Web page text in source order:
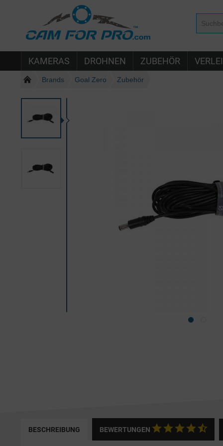
KAMERAS DROHNEN ZUBEHÖR
Brands Goal Zero Zubehör
BESCHREIBUNG BEWERTUNGEN